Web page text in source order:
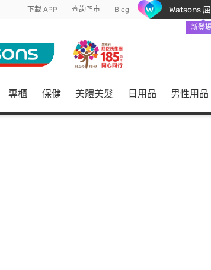
下載 APP 查詢門市 Blog Watsons
新登
專櫃 保健 美體美髮 日用品 男性用品